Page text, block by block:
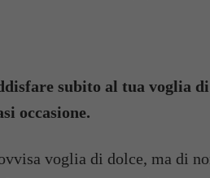
subito al tua voglia
occasione.
voglia di dolce, ma di